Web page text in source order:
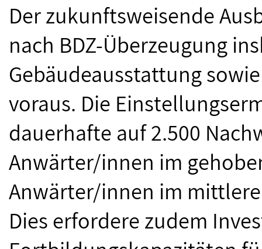
Der zukunftsweisende
nach BDZ-Überzeugung
Gebäudeausstattung
voraus. Die
dauerhafte auf 2.500
Anwärter/innen im
Anwärter/innen im
Dies erfordere zudem